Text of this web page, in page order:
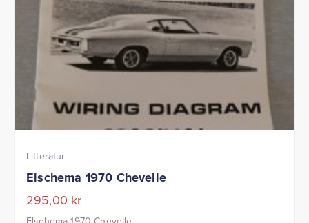
Litteratur
Elschema 1970 Chevelle
295,00 kr